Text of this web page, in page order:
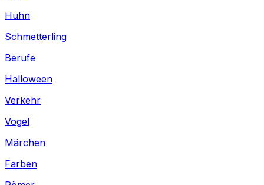
Huhn
Schmetterling
Berufe
Halloween
Verkehr
Vogel
Märchen
Farben